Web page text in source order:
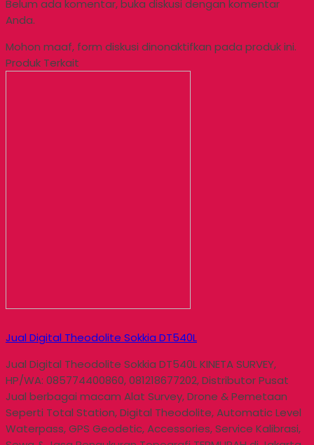
Belum ada komentar, buka diskusi dengan komentar
Anda.
Mohon maaf, form diskusi dinonaktifkan pada produk ini.
Produk Terkait
Jual Digital Theodolite Sokkia DT540L
Jual Digital Theodolite Sokkia DT540L KINETA SURVEY,
HP/WA: 085774400860, 081218677202, Distributor Pusat
Jual berbagai macam Alat Survey, Drone & Pemetaan
Seperti Total Station, Digital Theodolite, Automatic Level
Waterpass, GPS Geodetic, Accessories, Service Kalibrasi,